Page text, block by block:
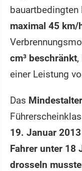
maximal 45 km/
cm³ beschränkt,
einer Leistung
Das Mindestalter
19. Januar 2013
Fahrer unter 18
drosseln